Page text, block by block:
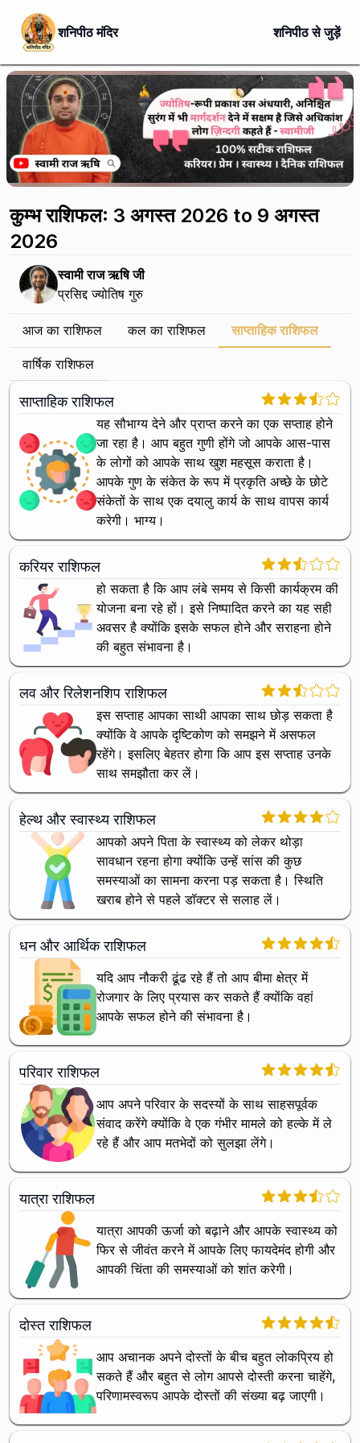
शनिपीठ मंदिर शनिपीठ से जुड़ें
कुम्भ राशिफल: 3 अगस्त 2026 to 9 अगस्त
2026
स्वामी राज ऋषि जी
प्रसिद्द ज्योतिष गुरु
आज का राशिफल कल का राशिफल साप्ताहिक राशिफल
वार्षिक राशिफल
साप्ताहिक राशिफल
यह सौभाग्य देने और प्राप्त करने का एक सप्ताह होने
जा रहा है। आप बहुत गुणी होंगे जो आपके आस-पास
के लोगों को आपके साथ खुश महसूस कराता है।
आपके गुण के संकेत के रूप में प्रकृति अच्छे के छोटे
संकेतों के साथ एक दयालु कार्य के साथ वापस कार्य
करेगी। भाग्य।
करियर राशिफल
हो सकता है कि आप लंबे समय से किसी कार्यक्रम की
योजना बना रहे हों। इसे निष्पादित करने का यह सही
अवसर है क्योंकि इसके सफल होने और सराहना होने
की बहुत संभावना है।
लव और रिलेशनशिप राशिफल
इस सप्ताह आपका साथी आपका साथ छोड़ सकता है
क्योंकि वे आपके दृष्टिकोण को समझने में असफल
रहेंगे। इसलिए बेहतर होगा कि आप इस सप्ताह उनके
साथ समझौता कर लें।
हेल्थ और स्वास्थ्य राशिफल
आपको अपने पिता के स्वास्थ्य को लेकर थोड़ा
सावधान रहना होगा क्योंकि उन्हें सांस की कुछ
समस्याओं का सामना करना पड़ सकता है। स्थिति
खराब होने से पहले डॉक्टर से सलाह लें।
धन और आर्थिक राशिफल
यदि आप नौकरी ढूंढ रहे हैं तो आप बीमा क्षेत्र में
रोजगार के लिए प्रयास कर सकते हैं क्योंकि वहां
आपके सफल होने की संभावना है।
परिवार राशिफल
आप अपने परिवार के सदस्यों के साथ साहसपूर्वक
संवाद करेंगे क्योंकि वे एक गंभीर मामले को हल्के में ले
रहे हैं और आप मतभेदों को सुलझा लेंगे।
यात्रा राशिफल
यात्रा आपकी ऊर्जा को बढ़ाने और आपके स्वास्थ्य को
फिर से जीवंत करने में आपके लिए फायदेमंद होगी और
आपकी चिंता की समस्याओं को शांत करेगी।
दोस्त राशिफल
आप अचानक अपने दोस्तों के बीच बहुत लोकप्रिय हो
सकते हैं और बहुत से लोग आपसे दोस्ती करना चाहेंगे,
परिणामस्वरूप आपके दोस्तों की संख्या बढ़ जाएगी।